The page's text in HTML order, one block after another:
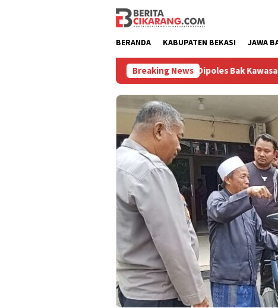
BERANDA KABUPATEN BEKASI JAWA
Breaking News
Pasar Baru Cikarang Dipoles Bak Kawasan Braga,